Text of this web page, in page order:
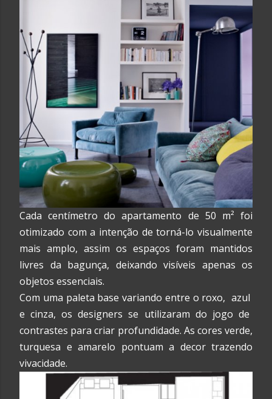
Cada centímetro do apartamento de 50 m² foi
otimizado com a intenção de torná-lo visualmente
mais amplo, assim os espaços foram mantidos
livres da bagunça, deixando visíveis apenas os
objetos essenciais.
Com uma paleta base variando entre o roxo, azul
e cinza, os designers se utilizaram do jogo de
contrastes para criar profundidade. As cores verde,
turquesa e amarelo pontuam a decor trazendo
vivacidade.